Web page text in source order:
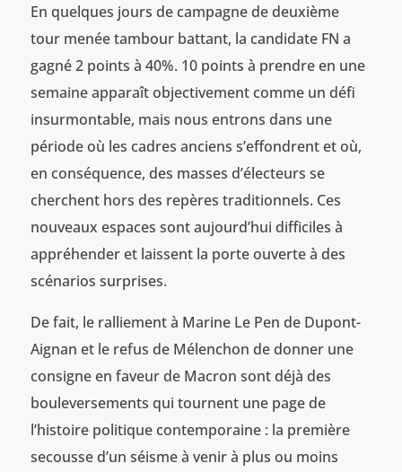
En quelques jours de campagne de deuxième
tour menée tambour battant, la candidate FN a
gagné 2 points à 40%. 10 points à prendre en une
semaine apparaît objectivement comme un défi
insurmontable, mais nous entrons dans une
période où les cadres anciens s’effondrent et où,
en conséquence, des masses d’électeurs se
cherchent hors des repères traditionnels. Ces
nouveaux espaces sont aujourd’hui difficiles à
appréhender et laissent la porte ouverte à des
scénarios surprises.
De fait, le ralliement à Marine Le Pen de Dupont-
Aignan et le refus de Mélenchon de donner une
consigne en faveur de Macron sont déjà des
bouleversements qui tournent une page de
l’histoire politique contemporaine : la première
secousse d’un séisme à venir à plus ou moins